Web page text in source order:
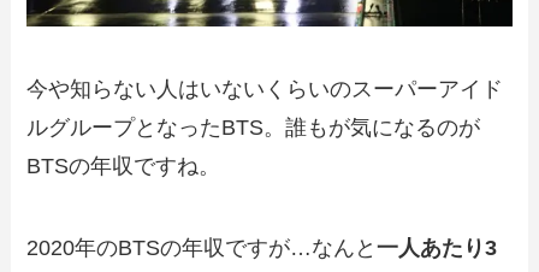
今や知らない人はいないくらいのスーパーアイド
ルグループとなったBTS。誰もが気になるのが
BTSの年収ですね。
2020年のBTSの年収ですが…なんと一人あたり3